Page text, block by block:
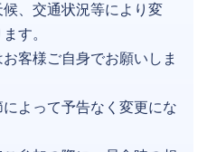
候、交通状況等により変
す。
客様ご自身でお願いしま
よって予告なく変更にな